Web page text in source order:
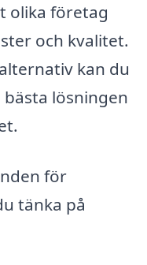
olika företag
och kvalitet.
kan du
lösningen
för
tänka på